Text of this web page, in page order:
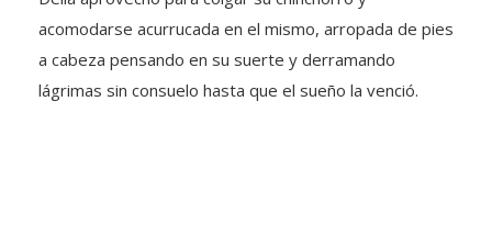
acomodarse acurrucada en el mismo, arropada de pies
a cabeza pensando en su suerte y derramando
lágrimas sin consuelo hasta que el sueño la venció.